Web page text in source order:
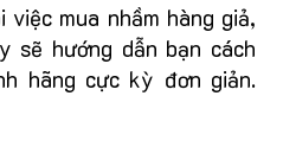
mua nhầm hàng giả,
sẽ hướng dẫn bạn cách
hãng cực kỳ đơn giản.